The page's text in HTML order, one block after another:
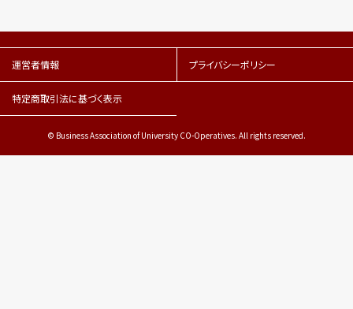
運営者情報 プライバシーポリシー
特定商取引法に基づく表示
© Business Association of University CO-Operatives. All rights reserved.